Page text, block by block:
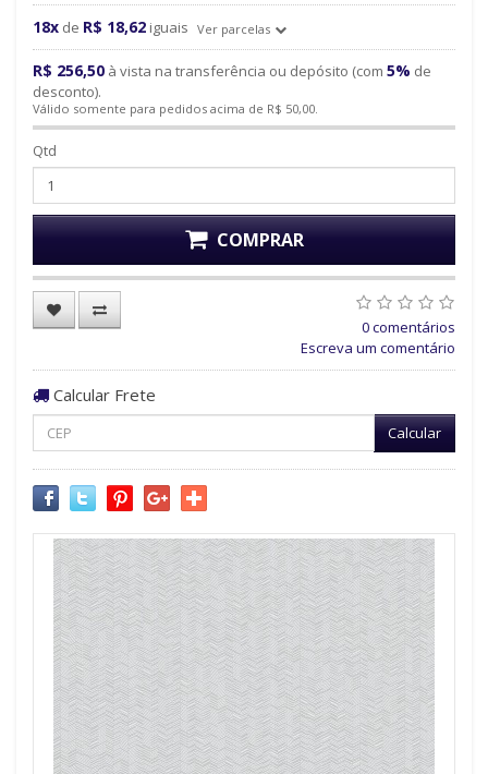
18x de R$ 18,62 iguais Ver parcelas
R$ 256,50 à vista na transferência ou depósito (com 5% de
desconto).
Válido somente para pedidos acima de R$ 50,00.
Qtd
COMPRAR
0 comentários
Escreva um comentário
Calcular Frete
Calcular